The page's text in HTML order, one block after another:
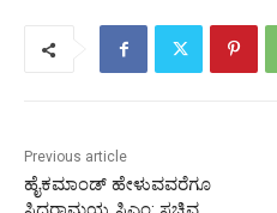
Previous article
ಹೈಕಮಾಂಡ್ ಹೇಳುವವರೆಗೂ